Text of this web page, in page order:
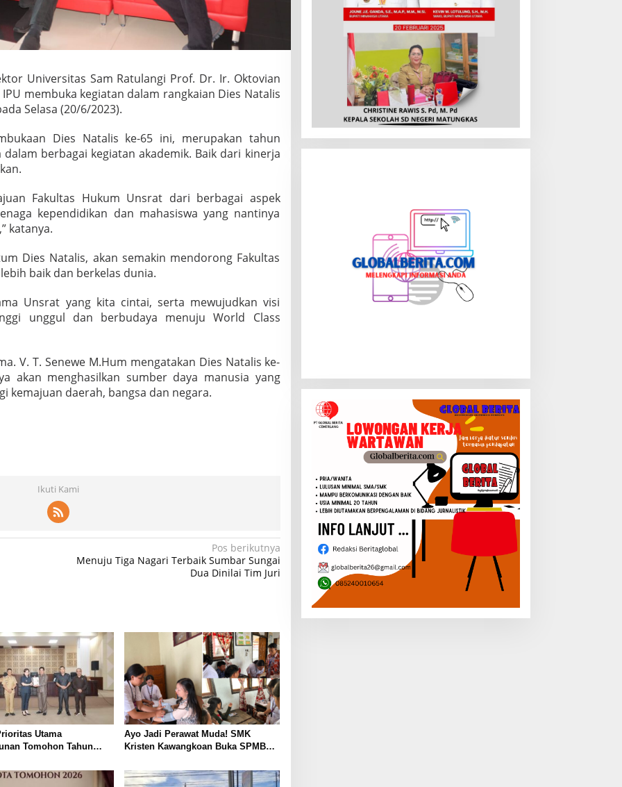
Universitas Sam Ratulangi Prof. Dr. Ir. Oktovian
membuka kegiatan dalam rangkaian Dies Natalis
Selasa (20/6/2023).
Dies Natalis ke-65 ini, merupakan tahun
berbagai kegiatan akademik. Baik dari kinerja
Fakultas Hukum Unsrat dari berbagai aspek
kependidikan dan mahasiswa yang nantinya
katanya.
Dies Natalis, akan semakin mendorong Fakultas
baik dan berkelas dunia.
Unsrat yang kita cintai, serta mewujudkan visi
unggul dan berbudaya menuju World Class
V. T. Senewe M.Hum mengatakan Dies Natalis ke-
akan menghasilkan sumber daya manusia yang
kemajuan daerah, bangsa dan negara.
Ikuti Kami
Pos berikutnya
Menuju Tiga Nagari Terbaik Sumbar Sungai
Dua Dinilai Tim Juri
Utama
Tomohon Tahun
Ayo Jadi Perawat Muda! SMK
Kristen Kawangkoan Buka SPMB